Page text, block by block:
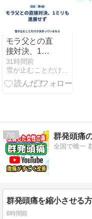
モラ父との直
接対決、1ミ
リも進展せず
31時間前
雪が止むことだけが決まっているなら
7 群発頭痛
全国で唯一
8時間前